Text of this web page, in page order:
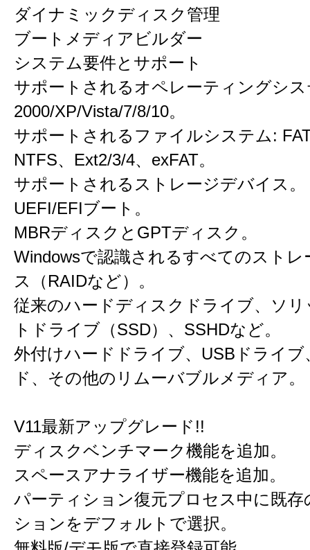
ダイナミックディスク管理
ブートメディアビルダー
システム要件とサポート
サポートされるオペレーティングシ
2000/XP/Vista/7/8/10。
サポートされるファイルシステム:
NTFS、Ext2/3/4、exFAT。
サポートされるストレージデバイス。
UEFI/EFIブート。
MBRディスクとGPTディスク。
Windowsで認識されるすべてのストレ
ス（RAIDなど）。
従来のハードディスクドライブ、ソ
トドライブ（SSD）、SSHDなど。
外付けハードドライブ、USBドライブ
ド、その他のリムーバブルメディア。
V11最新アップグレード!!
ディスクベンチマーク機能を追加。
スペースアナライザー機能を追加。
パーティション復元プロセス中に既存
ションをデフォルトで選択。